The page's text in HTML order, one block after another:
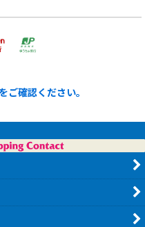
ご確認ください。